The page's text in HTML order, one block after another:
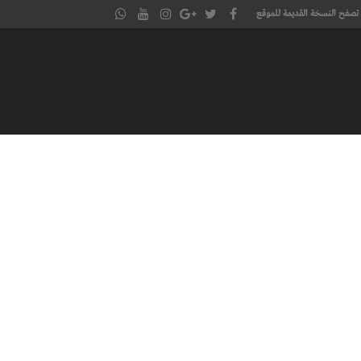
تصفح النسخة القديمة للموقع